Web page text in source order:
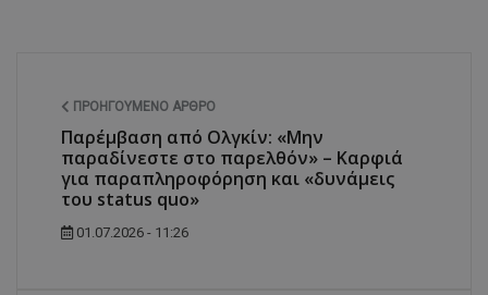
ΠΡΟΗΓΟΎΜΕΝΟ ΆΡΘΡΟ
Παρέμβαση από Ολγκίν: «Μην
παραδίνεστε στο παρελθόν» – Καρφιά
για παραπληροφόρηση και «δυνάμεις
του status quo»
01.07.2026 - 11:26